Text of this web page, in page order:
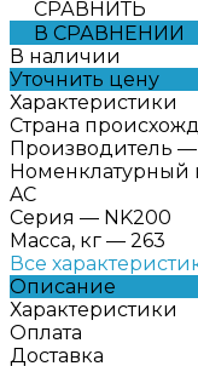
СРАВНИТЬ
В СРАВНЕНИИ
В наличии
Уточнить цену
Характеристики
Страна
Производитель —
Номенклатурный
AC
Серия — NK200
Масса, кг — 263
Все
Описание
Характеристики
Оплата
Доставка